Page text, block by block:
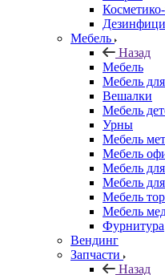
Мебель
Назад
Мебель
Мебель
Вешалки
Мебель
Урны
Мебель
Мебель
Мебель
Мебель
Мебель
Мебель
Фурнитура
Вендинг
Запчасти
Назад